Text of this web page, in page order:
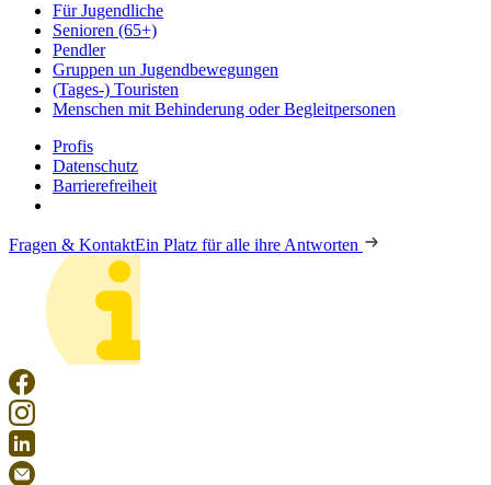
Für Jugendliche
Senioren (65+)
Pendler
Gruppen un Jugendbewegungen
(Tages-) Touristen
Menschen mit Behinderung oder Begleitpersonen
Profis
Datenschutz
Barrierefreiheit
Fragen & KontaktEin Platz für alle ihre Antworten